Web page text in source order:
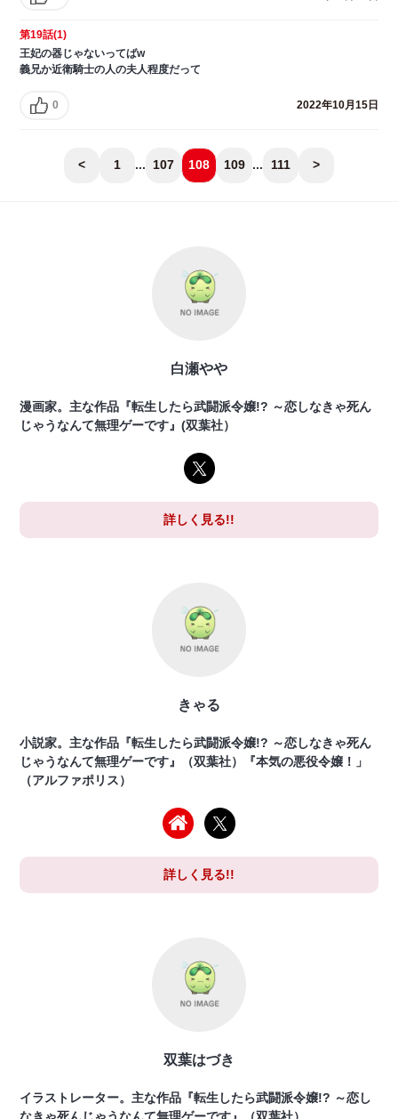
第19話(1)
王妃の器じゃないってばw
義兄か近衛騎士の人の夫人程度だって
0 2022年10月15日
< 1 ... 107 108 109 ... 111 >
白瀬やや
漫画家。主な作品『転生したら武闘派令嬢!? ～恋しなきゃ死ん
じゃうなんて無理ゲーです』(双葉社）
詳しく見る!!
きゃる
小説家。主な作品『転生したら武闘派令嬢!? ～恋しなきゃ死ん
じゃうなんて無理ゲーです』（双葉社）『本気の悪役令嬢！」
（アルファポリス）
詳しく見る!!
双葉はづき
イラストレーター。主な作品『転生したら武闘派令嬢!? ～恋し